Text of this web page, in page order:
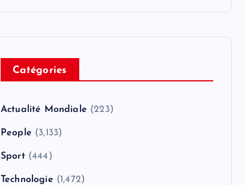
Catégories
Actualité Mondiale (223)
People (3,133)
Sport(444)
Technologie (1,472)